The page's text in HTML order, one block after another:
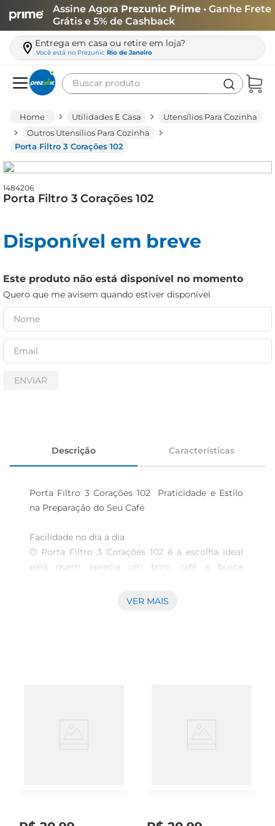
Assine Agora Prezunic Prime • Ganhe Frete
Grátis e 5% de Cashback
Entrega em casa ou retire em loja?
Você está no Prezunic Rio de Janeiro
Buscar produto
Utilidades E Casa
Utensílios Para Cozinha
Outros Utensílios Para Cozinha
Porta Filtro 3 Corações 102
1484206
Porta Filtro 3 Corações 102
Disponível em breve
Este produto não está disponível no momento
Quero que me avisem quando estiver disponível
ENVIAR
Descrição Características
Porta Filtro 3 Corações 102  Praticidade e Estilo
na Preparação do Seu Café
Facilidade no dia a dia
O Porta Filtro 3 Corações 102 é a escolha ideal
para quem aprecia um bom café e busca
funcional, ele permite que você faça sua bebida
de alta qualidade, proporcionando durabilidade e
VER MAIS
leite
queijo
arroz
iogurte
papel higiênico
cerveja